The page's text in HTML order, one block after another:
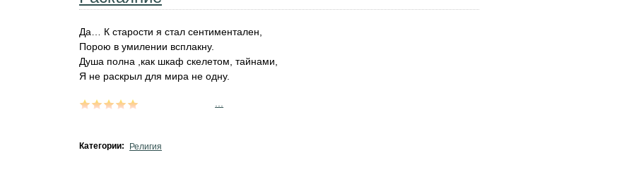
Да… К старости я стал сентиментален,
Порою в умилении всплакну.
Душа полна ,как шкаф скелетом, тайнами,
Я не раскрыл для мира не одну.
Категории: Религия